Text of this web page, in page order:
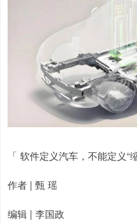
「 软件定义汽车，不能定义“
作者 | 甄 瑶
编辑 | 李国政